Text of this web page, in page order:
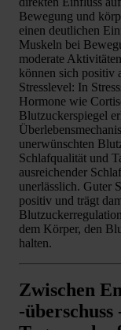
Bewegung und
einen deutlichen
Muskeln bei
moderate
können sich positiv
Stresslevel: In
Hormone wie
Blutzuckerspiegel
unerwünschten
Schlafqualität und
ausreichender
unerlässlich. Guter
positiv und trägt
dem Körper, den
halten.
Zwischen
-